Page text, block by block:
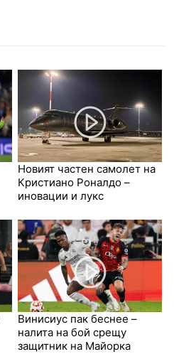
Новият частен самолет на
Кристиано Роналдо –
иновации и лукс
Винисиус пак беснее –
налита на бой срещу
защитник на Майорка